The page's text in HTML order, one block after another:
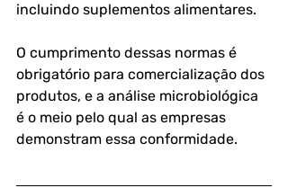
incluindo suplementos alimentares.
O cumprimento dessas normas é
obrigatório para comercialização dos
produtos, e a análise microbiológica
é o meio pelo qual as empresas
demonstram essa conformidade.